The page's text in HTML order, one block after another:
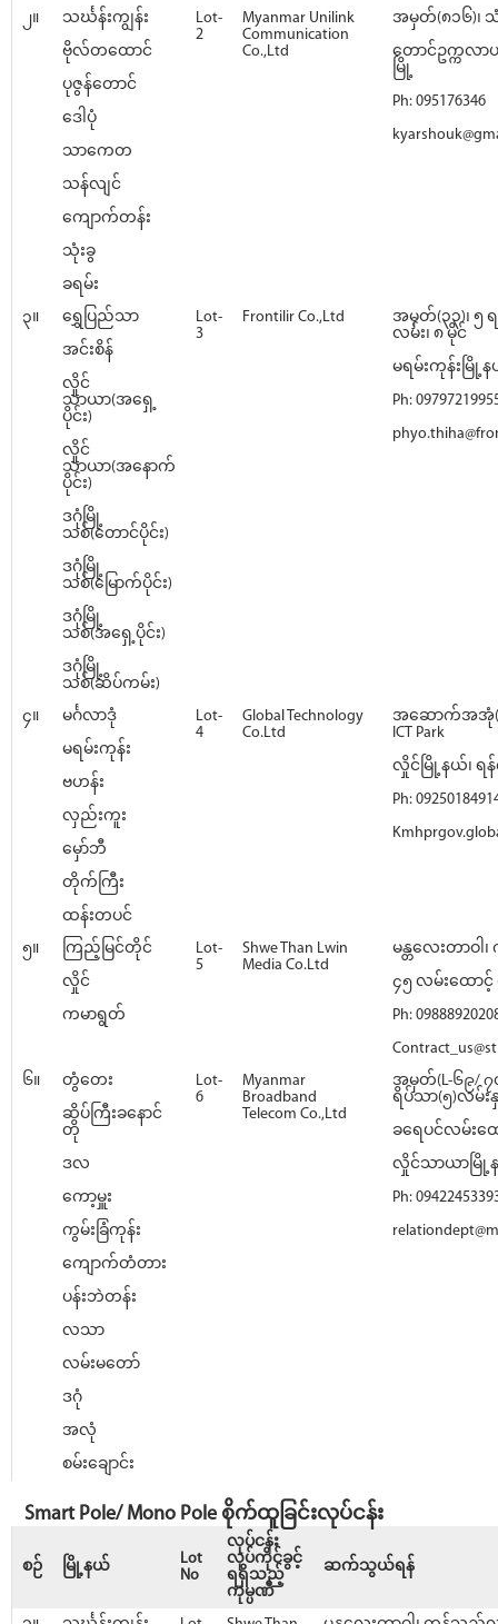
၂။
သင်္ဃန်းကျွန်း
ဗိုလ်တထောင်
ပုဇွန်တောင်
ဒေါပုံ
သာကေတ
သန်လျင်
ကျောက်တန်း
သုံးခွ
ခရမ်း
Lot-
2
Myanmar Unilink
Communication
Co.,Ltd
အမှတ်(၈၁၆)၊
တောင်ဥက္ကလာ
မြို့
Ph: 095176346
၃။
ရွှေပြည်သာ
အင်းစိန်
လှိုင်
သာယာ(အရှေ့
ပိုင်း)
လှိုင်
သာယာ(အနောက်
ပိုင်း)
ဒဂုံမြို့
သစ်(တောင်ပိုင်း)
ဒဂုံမြို့
သစ်(မြောက်ပိုင်း)
ဒဂုံမြို့
သစ်(အရှေ့ပိုင်း)
ဒဂုံမြို့
သစ်(ဆိပ်ကမ်း)
Lot-
3
Frontilir Co.,Ltd
အမှတ်(၃၃)၊ ၅
လမ်း၊ ၈ မိုင်
မရမ်းကုန်းမြို့
Ph:
၄။
မင်္ဂလာဒုံ
မရမ်းကုန်း
ဗဟန်း
လှည်းကူး
မှော်ဘီ
တိုက်ကြီး
ထန်းတပင်
Lot-
4
Global Technology
Co.Ltd
အဆောက်အအုံ(၁
ICT Park
လှိုင်မြို့နယ်၊ ရ
Ph:
၅။
ကြည့်မြင်တိုင်
လှိုင်
ကမာရွတ်
Lot-
5
Shwe Than Lwin
Media Co.Ltd
မန္တလေးတာဝ
၄၅ လမ်းထော
Ph:
၆။
တွံတေး
ဆိပ်ကြီးခနောင်
တို
ဒလ
ကော့မှူး
ကွမ်းခြံကုန်း
ကျောက်တံတား
ပန်းဘဲတန်း
လသာ
လမ်းမတော်
ဒဂုံ
အလုံ
စမ်းချောင်း
Lot-
6
Myanmar
Broadband
Telecom Co.,Ltd
အမှတ်(L-၆၉/ ၇
ရိပ်သာ(၅)လမ်း
ခရေပင်လမ်းထေ
လှိုင်သာယာမြို့
Ph:
Smart Pole/ Mono Pole စိုက်ထူခြင်းလုပ်ငန်း
စဉ် မြို့နယ်
Lot
No
လုပ်ငန်း
လုပ်ကိုင်ခွင့်
ရရှိသည့်
ကုမ္ပဏီ
ဆက်သွယ်ရန်